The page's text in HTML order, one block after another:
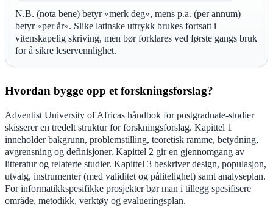
N.B. (nota bene) betyr «merk deg», mens p.a. (per annum)
betyr «per år». Slike latinske uttrykk brukes fortsatt i
vitenskapelig skriving, men bør forklares ved første gangs bruk
for å sikre leservennlighet.
Hvordan bygge opp et forskningsforslag?
Adventist University of Africas håndbok for postgraduate-studier
skisserer en tredelt struktur for forskningsforslag. Kapittel 1
inneholder bakgrunn, problemstilling, teoretisk ramme, betydning,
avgrensning og definisjoner. Kapittel 2 gir en gjennomgang av
litteratur og relaterte studier. Kapittel 3 beskriver design, populasjon,
utvalg, instrumenter (med validitet og pålitelighet) samt analyseplan.
For informatikkspesifikke prosjekter bør man i tillegg spesifisere
område, metodikk, verktøy og evalueringsplan.